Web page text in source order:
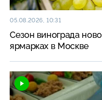
05.08.2026, 10:31
Сезон винограда
ярмарках в Москве